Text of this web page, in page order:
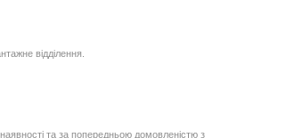
відділення.
та за попередньою домовленістю з